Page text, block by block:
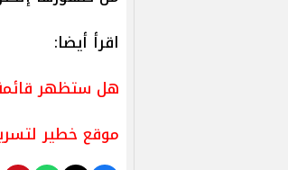
اقرأ أيضا:
هل ستظهر قائمة أسماء
موقع خطير لتسريب نتيجة